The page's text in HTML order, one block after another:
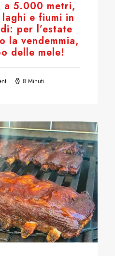
a 5.000 metri,
laghi e fiumi in
per l’estate
la vendemmia,
delle mele!
8 Minuti